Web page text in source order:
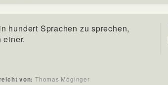
hundert Sprachen zu sprechen,
einer.
von: Thomas Möginger